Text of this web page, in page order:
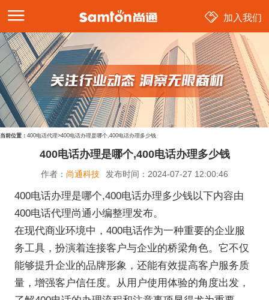
加入我们
当前位置： 400电话代理>400电话办理是哪个,400电话办理多少钱
400电话办理是哪个,400电话办理多少钱
作者： 尚通科技 发布时间： 2024-07-27 12:00:46
400电话办理是哪个,400电话办理多少钱以下内容由
400电话代理尚通小编整理发布。
在现代商业环境中，400电话作为一种重要的企业服
务工具，扮演着连接客户与企业的桥梁角色。它不仅
能够提升企业的品牌形象，还能有效提高客户服务质
量，增强客户信任度。从用户使用体验的角度出发，